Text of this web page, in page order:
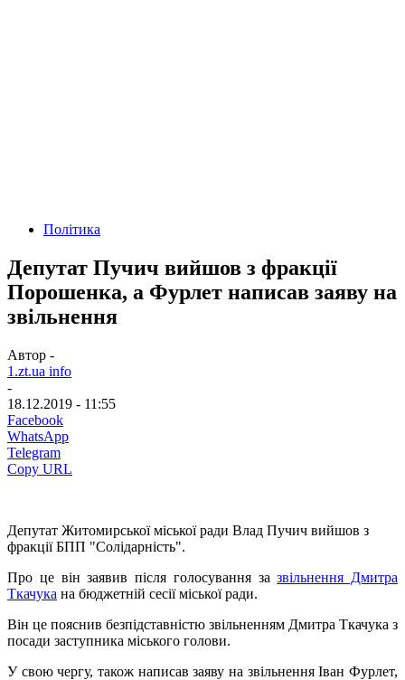
Політика
Депутат Пучич вийшов з фракції
Порошенка, а Фурлет написав заяву на
звільнення
Автор -
1.zt.ua info
-
18.12.2019 - 11:55
Facebook
WhatsApp
Telegram
Copy URL
Депутат Житомирської міської ради Влад Пучич вийшов з
фракції БПП "Солідарність".
Про це він заявив після голосування зазвільнення Дмитра
Ткачука на бюджетній сесії міської ради.
Він це пояснив безпідставністю звільненням Дмитра Ткачука з
посади заступника міського голови.
У свою чергу, також написав заяву на звільнення Іван Фурлет,